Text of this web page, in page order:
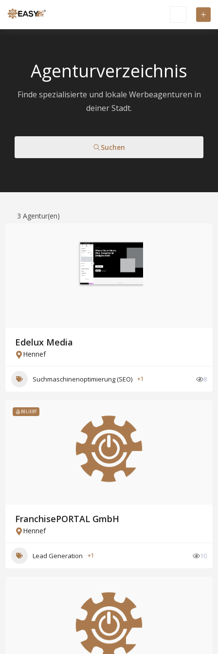
Agenturverzeichnis
Finde spezialisierte und lokale Werbeagenturen in
deiner Stadt.
Suchen
3 Agentur(en)
Edelux Media
Hennef
Suchmaschinenoptimierung (SEO) +1 8
BELIEBT
FranchisePORTAL GmbH
Hennef
Lead Generation +1 10